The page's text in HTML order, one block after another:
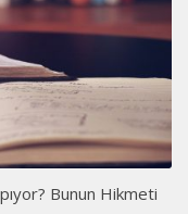
Bunun Hikmeti